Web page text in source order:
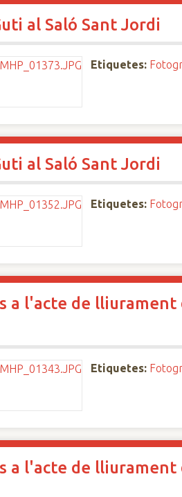
al Saló Sant Jordi
Etiquetes:
al Saló Sant Jordi
Etiquetes:
a l'acte de
Etiquetes:
a l'acte de